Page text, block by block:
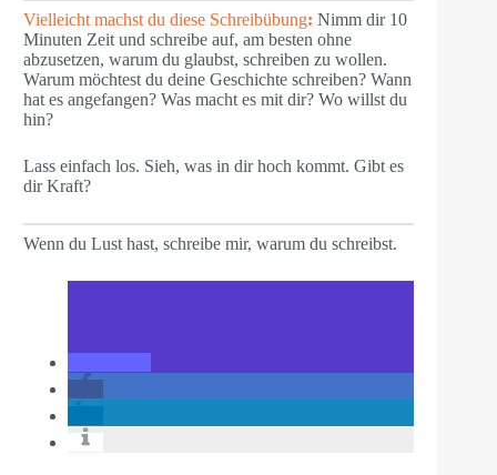
Vielleicht machst du diese Schreibübung: Nimm dir 10
Minuten Zeit und schreibe auf, am besten ohne
abzusetzen, warum du glaubst, schreiben zu wollen.
Warum möchtest du deine Geschichte schreiben? Wann
hat es angefangen? Was macht es mit dir? Wo willst du
hin?
Lass einfach los. Sieh, was in dir hoch kommt. Gibt es
dir Kraft?
Wenn du Lust hast, schreibe mir, warum du schreibst.